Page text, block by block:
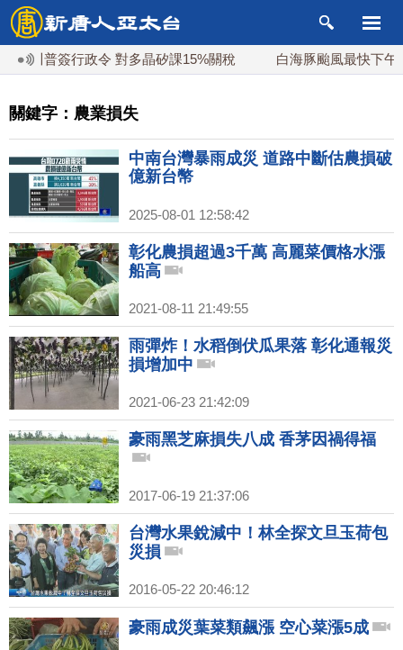
川普簽行政令 對多晶矽課15%關稅 白海豚颱風最快下午海
關鍵字：農業損失
中南台灣暴雨成災 道路中斷估農損破
億新台幣
2025-08-01 12:58:42
彰化農損超過3千萬 高麗菜價格水漲
船高
2021-08-11 21:49:55
雨彈炸！水稻倒伏瓜果落 彰化通報災
損增加中
2021-06-23 21:42:09
豪雨黑芝麻損失八成 香茅因禍得福
2017-06-19 21:37:06
台灣水果銳減中！林全探文旦玉荷包
災損
2016-05-22 20:46:12
豪雨成災葉菜類飆漲 空心菜漲5成